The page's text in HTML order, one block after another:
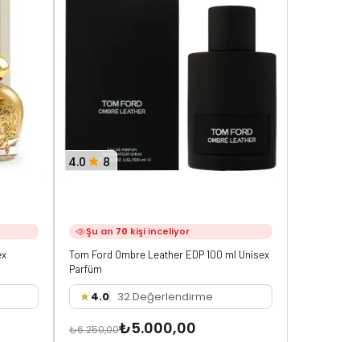
4.0 8
Şu an 70 kişi inceliyor
Tom Ford Ombre Leather EDP 100 ml Unisex
Parfüm
4.0 32 Değerlendirme
₺6.250,00₺5.000,00